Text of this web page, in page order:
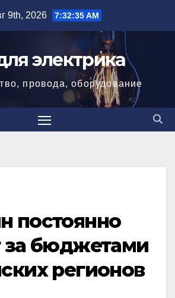
9th, 2026 7:32:36 AM
электрика
провода, оборудование
постоянно
за бюджетами
регионов